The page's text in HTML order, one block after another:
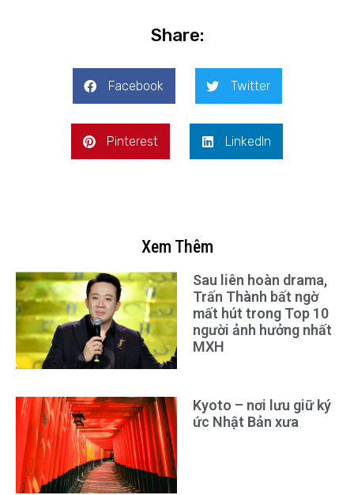
Share:
Facebook Twitter
Pinterest LinkedIn
Xem Thêm
Sau liên hoàn drama,
Trấn Thành bất ngờ
mất hút trong Top 10
người ảnh hưởng nhất
MXH
Kyoto – nơi lưu giữ ký
ức Nhật Bản xưa